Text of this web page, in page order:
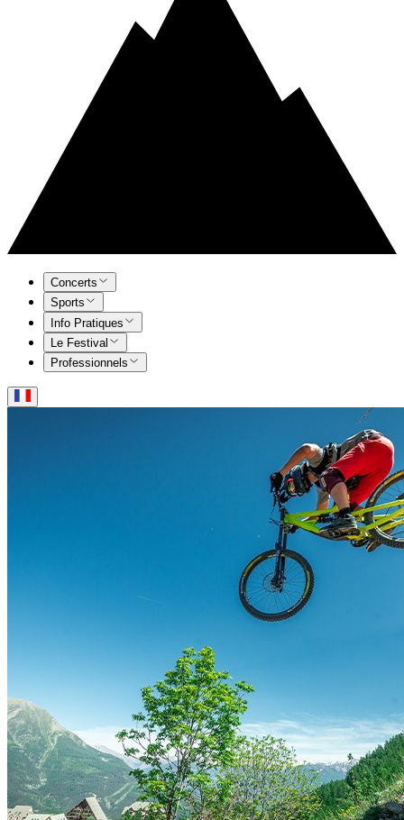
Concerts
Sports
Info Pratiques
Le Festival
Professionnels